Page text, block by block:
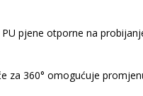
pjene otporne na
za 360° omogućuje